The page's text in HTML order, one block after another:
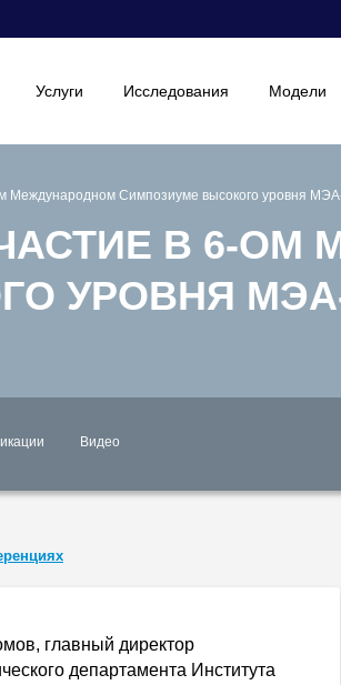
Услуги Исследования Модели
Международном Симпозиуме высокого уровня
В 6-ОМ
УРОВНЯ
Видео
, главный директор
департамента Института